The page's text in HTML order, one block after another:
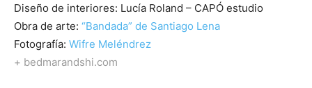
Diseño de interiores: Lucía Roland – CAPÓ estudio
Obra de arte: “Bandada” de Santiago Lena
Fotografía: Wifre Meléndrez
+ bedmarandshi.com